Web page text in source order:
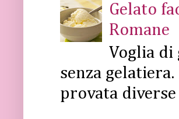
Gelato
Romane
Voglia di
senza
provata diverse